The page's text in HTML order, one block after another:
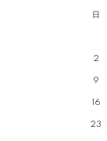
日
2
9
16
23